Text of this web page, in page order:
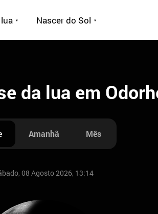
Nascer do Sol
da lua em
Amanhã Mês
08 Agosto 2026, 13:14